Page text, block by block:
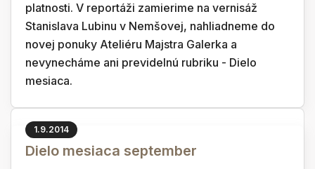
platnosti. V reportáži zamierime na vernisáž
Stanislava Lubinu v Nemšovej, nahliadneme do
novej ponuky Ateliéru Majstra Galerka a
nevynecháme ani previdelnú rubriku - Dielo
mesiaca.
1.9.2014
Dielo mesiaca september